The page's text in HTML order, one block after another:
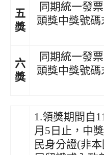
五
獎
同期統一發
頭獎中獎號
六
獎
同期統一發
頭獎中獎號
1.領獎期間自
月5日止，中
民身分證(非